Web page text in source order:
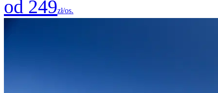
od 249zł/os.